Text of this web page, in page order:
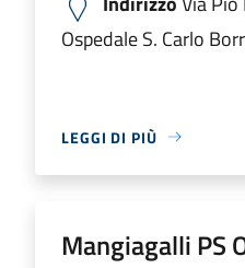
Ospedale S. Carlo
LEGGI DI PIÙ
Mangiagalli PS